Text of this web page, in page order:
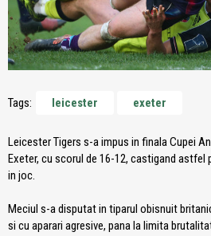
Tags: leicester exeter
Leicester Tigers s-a impus in finala Cupei
Exeter, cu scorul de 16-12, castigand
in joc.
Meciul s-a disputat in tiparul obisnuit
si cu aparari agresive, pana la limita